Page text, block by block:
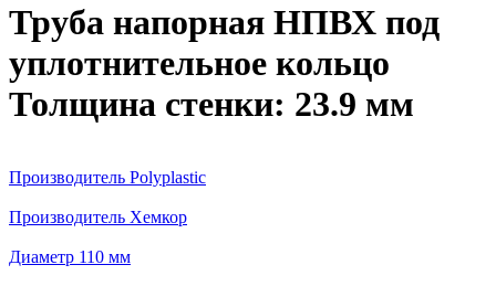
Труба напорная НПВХ под
уплотнительное кольцо
Толщина стенки: 23.9 мм
Производитель Polyplastic
Производитель Хемкор
Диаметр 110 мм